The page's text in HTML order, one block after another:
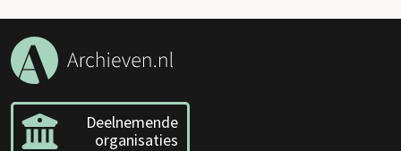
Deelnemende
organisaties